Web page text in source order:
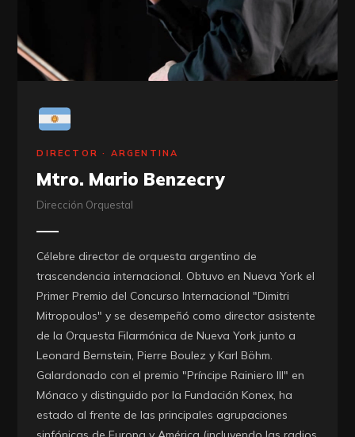
DIRECTOR · ARGENTINA
Mtro. Mario Benzecry
Dirección Orquestal
Célebre director de orquesta argentino de
trascendencia internacional. Obtuvo en Nueva York el
Primer Premio del Concurso Internacional "Dimitri
Mitropoulos" y se desempeñó como director asistente
de la Orquesta Filarmónica de Nueva York junto a
Leonard Bernstein, Pierre Boulez y Karl Böhm.
Galardonado con el premio "Príncipe Rainiero III" en
Mónaco y distinguido por la Fundación Konex, ha
estado al frente de las principales agrupaciones